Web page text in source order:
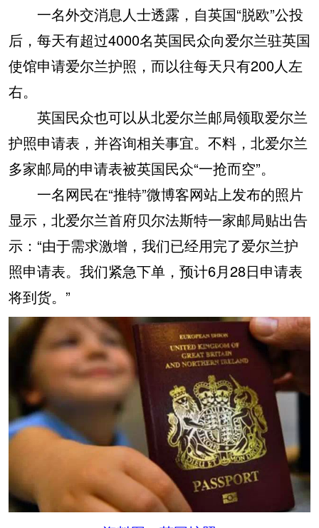
一名外交消息人士透露，自英国“脱欧”公投
后，每天有超过4000名英国民众向爱尔兰驻英国
使馆申请爱尔兰护照，而以往每天只有200人左
右。
英国民众也可以从北爱尔兰邮局领取爱尔兰
护照申请表，并咨询相关事宜。不料，北爱尔兰
多家邮局的申请表被英国民众“一抢而空”。
一名网民在“推特”微博客网站上发布的照片
显示，北爱尔兰首府贝尔法斯特一家邮局贴出告
示：“由于需求激增，我们已经用完了爱尔兰护
照申请表。我们紧急下单，预计6月28日申请表
将到货。”